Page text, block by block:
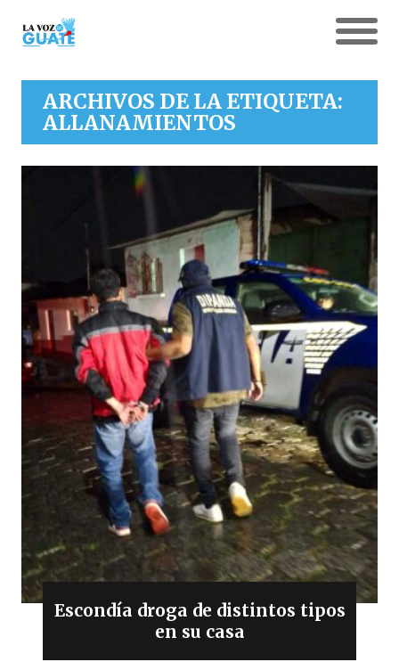
ARCHIVOS DE LA ETIQUETA:
ALLANAMIENTOS
Escondía droga de distintos tipos
en su casa